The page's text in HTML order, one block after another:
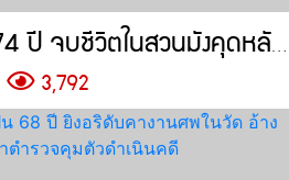
พัทลุง | สลดชายวัย 74 ปี จบชีวิตในสวนมังคุดหลังขนำ
3,792